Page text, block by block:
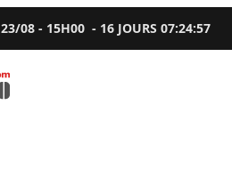
23/08 - 15H00 - 16 JOURS07:24:56